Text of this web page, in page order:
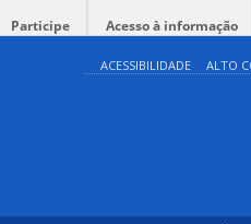
Participe Acesso à informação
ACESSIBILIDADE ALTO